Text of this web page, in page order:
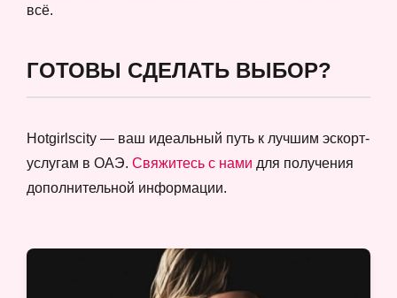
всё.
ГОТОВЫ СДЕЛАТЬ ВЫБОР?
Hotgirlscity — ваш идеальный путь к лучшим эскорт-
услугам в ОАЭ. Свяжитесь с нами для получения
дополнительной информации.